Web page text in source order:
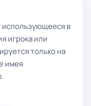
использующееся в
игрока или
только на
имея